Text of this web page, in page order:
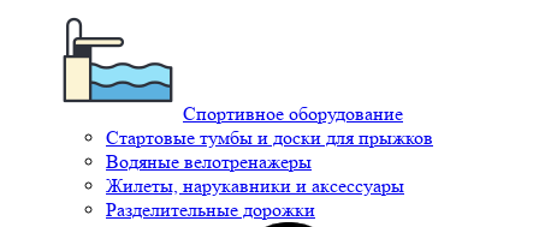
Спортивное оборудование
Стартовые тумбы и доски для прыжков
Водяные велотренажеры
Жилеты, нарукавники и аксессуары
Разделительные дорожки